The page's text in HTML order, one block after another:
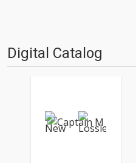
Digital Catalog